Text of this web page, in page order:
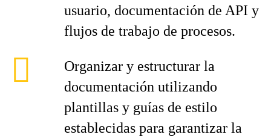
usuario, documentación de API y
flujos de trabajo de procesos.
Organizar y estructurar la
documentación utilizando
plantillas y guías de estilo
establecidas para garantizar la